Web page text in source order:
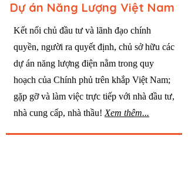
Dự án Năng Lượng Việt Nam
Kết nối chủ đầu tư và lãnh đạo chính
quyền, người ra quyết định, chủ sở hữu các
dự án năng lượng điện nằm trong quy
hoạch của Chính phủ trên khắp Việt Nam;
gặp gỡ và làm việc trực tiếp với nhà đầu tư,
nhà cung cấp, nhà thầu! Xem thêm...